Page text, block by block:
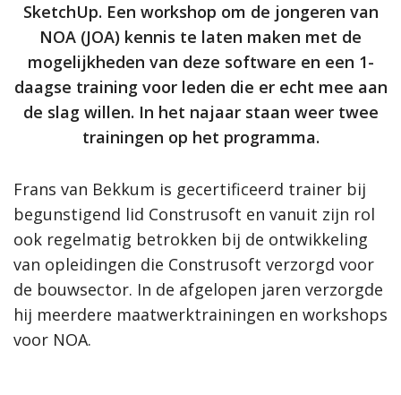
SketchUp. Een workshop om de jongeren van
NOA (JOA) kennis te laten maken met de
mogelijkheden van deze software en een 1-
daagse training voor leden die er echt mee aan
de slag willen. In het najaar staan weer twee
trainingen op het programma.
Frans van Bekkum is gecertificeerd trainer bij
begunstigend lid Construsoft en vanuit zijn rol
ook regelmatig betrokken bij de ontwikkeling
van opleidingen die Construsoft verzorgd voor
de bouwsector. In de afgelopen jaren verzorgde
hij meerdere maatwerktrainingen en workshops
voor NOA.